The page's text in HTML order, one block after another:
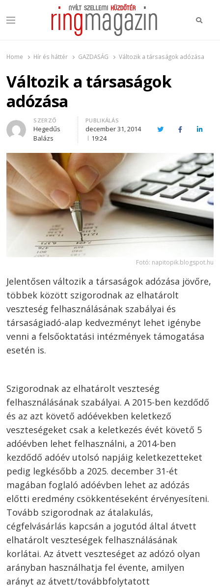
Menu
Home Hír és háttér GAZDASÁG Változik a társaságok adózása
Változik a társaságok
adózása
Author
SZERZŐ
Hegedűs
Balázs
PUBLIKÁLÁS
december 31, 2014
19:24
TwitterFacebook
Fotó: napitopik.blogspot.hu
Jelentősen változik a társaságok adózása jövőre,
többek között szigorodnak az elhatárolt
veszteség felhasználásának szabályai és
társaságiadó-alap kedvezményt lehet igénybe
venni a felsőoktatási intézmények támogatása
esetén is.
Szigorodnak az elhatárolt veszteség
felhasználásának szabályai. A 2015-ben kezdődő
és az azt követő adóévekben keletkező
veszteségeket csak a keletkezés évét követő 5
adóévben lehet felhasználni, a 2014-ben
kezdődő adóév utolsó napjáig keletkezetteket
pedig legkésőbb a 2025. december 31-ét
magában foglaló adóévben lehet az adózás
előtti eredmény csökkentéseként érvényesíteni.
Tovább szigorodnak az átalakulás,
cégfelvásárlás kapcsán a jogutód által átvett
elhatárolt veszteségek felhasználásának
korlátai. Az átvett veszteséget az adózó olyan
arányban használhatja fel évente, amilyen
arányt az átvett/továbbfolytatott